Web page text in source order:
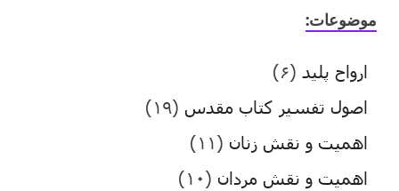
موضوعات:
ارواح پلید (۶)
اصول تفسیر کتاب مقدس (۱۹)
اهمیت و نقش زنان (۱۱)
اهمیت و نقش مردان (۱۰)